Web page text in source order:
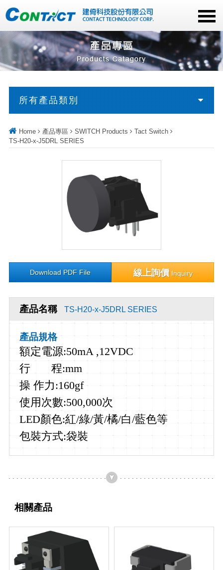
所有產品類別
Home 產品專區 SWITCH Products
Tact Switch
TS-H20-x-J5DRL SERIES
Download PDF File 線上詢價Inquiry
產品名稱 TS-H20-x-J5DRL SERIES
產品規格
額定電源:50mA ,12VDC
行程:mm
操 作力:160gf
使用次數:500,000次
LED顏色:紅/綠/黃/橘/白/藍色等
包裝方式:袋裝
相關產品